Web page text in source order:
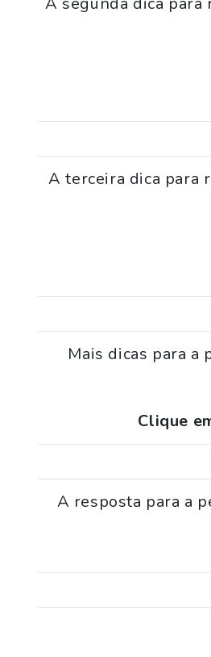
A terceira dica para
Mais dicas para a
Clique
A resposta para a